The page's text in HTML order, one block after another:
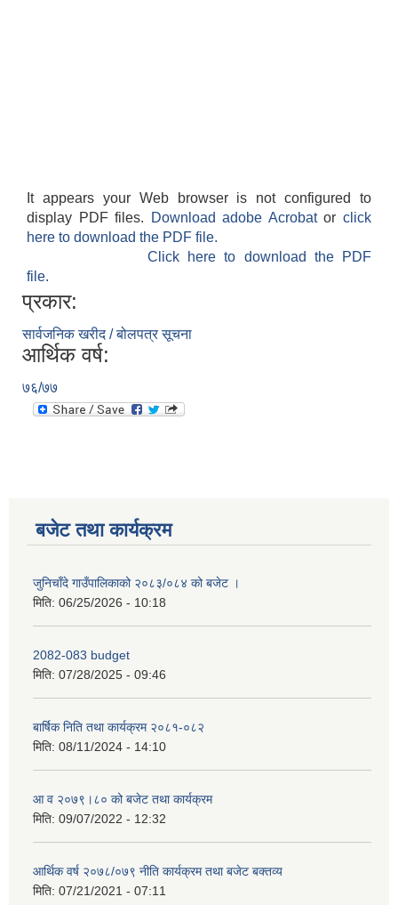
It appears your Web browser is not configured to
display PDF files.
Download adobe Acrobatorclick
here to download the PDF file.
Click here to download the PDF
file.
प्रकार:
सार्वजनिक खरीद / बोलपत्र सूचना
आर्थिक वर्ष:
७६/७७
बजेट तथा कार्यक्रम
जुनिचाँदे गाउँपालिकाको २०८३/०८४ को बजेट ।
मिति: 06/25/2026 - 10:18
2082-083 budget
मिति: 07/28/2025 - 09:46
बार्षिक निति तथा कार्यक्रम २०८१-०८२
मिति: 08/11/2024 - 14:10
आ व २०७९।८० को बजेट तथा कार्यक्रम
मिति: 09/07/2022 - 12:32
आर्थिक वर्ष २०७८/०७९ नीति कार्यक्रम तथा बजेट बक्तव्य
मिति: 07/21/2021 - 07:11